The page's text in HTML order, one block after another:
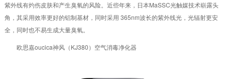
紫外线有灼伤皮肤和产生臭氧的风险。近些年来，日本MaSSC光触媒技术崭露头
角，其采用效率更好的铝制基材，同时采用 365nm波长的紫外线光，光辐射更安
全，同时也不易生成大量臭氧。
欧思嘉oucica神风（KJ380）空气消毒净化器